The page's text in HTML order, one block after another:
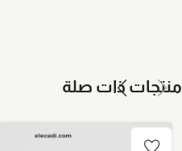
منتجات ذات صلة